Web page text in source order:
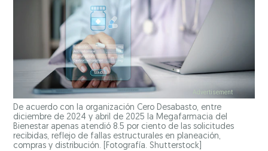
De acuerdo con la organización Cero Desabasto, entre
diciembre de 2024 y abril de 2025 la Megafarmacia del
Bienestar apenas atendió 8.5 por ciento de las solicitudes
recibidas, reflejo de fallas estructurales en planeación,
compras y distribución. [Fotografía. Shutterstock]